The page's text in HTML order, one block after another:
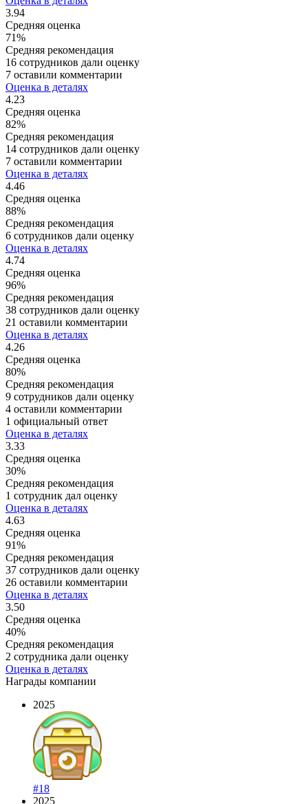
3.94
Средняя оценка
71%
Средняя рекомендация
16 сотрудников дали оценку
7 оставили комментарии
Оценка в деталях
4.23
Средняя оценка
82%
Средняя рекомендация
14 сотрудников дали оценку
7 оставили комментарии
Оценка в деталях
4.46
Средняя оценка
88%
Средняя рекомендация
6 сотрудников дали оценку
Оценка в деталях
4.74
Средняя оценка
96%
Средняя рекомендация
38 сотрудников дали оценку
21 оставили комментарии
Оценка в деталях
4.26
Средняя оценка
80%
Средняя рекомендация
9 сотрудников дали оценку
4 оставили комментарии
1 официальный ответ
Оценка в деталях
3.33
Средняя оценка
30%
Средняя рекомендация
1 сотрудник дал оценку
Оценка в деталях
4.63
Средняя оценка
91%
Средняя рекомендация
37 сотрудников дали оценку
26 оставили комментарии
Оценка в деталях
3.50
Средняя оценка
40%
Средняя рекомендация
2 сотрудника дали оценку
Оценка в деталях
Награды компании
2025
#18
2025